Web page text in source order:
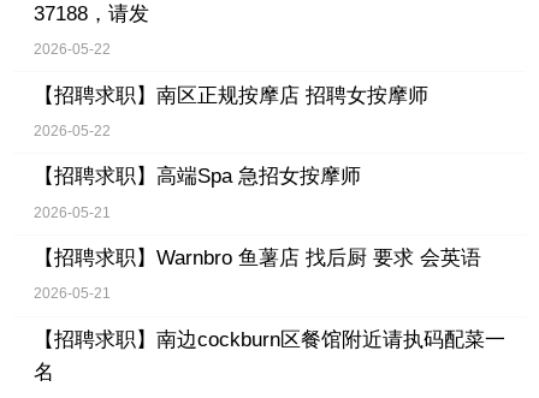
37188，请发
2026-05-22
【招聘求职】 南区正规按摩店 招聘女按摩师
2026-05-22
【招聘求职】 高端Spa 急招女按摩师
2026-05-21
【招聘求职】 Warnbro 鱼薯店 找后厨 要求 会英语
2026-05-21
【招聘求职】 南边cockburn区餐馆附近请执码配菜一
名